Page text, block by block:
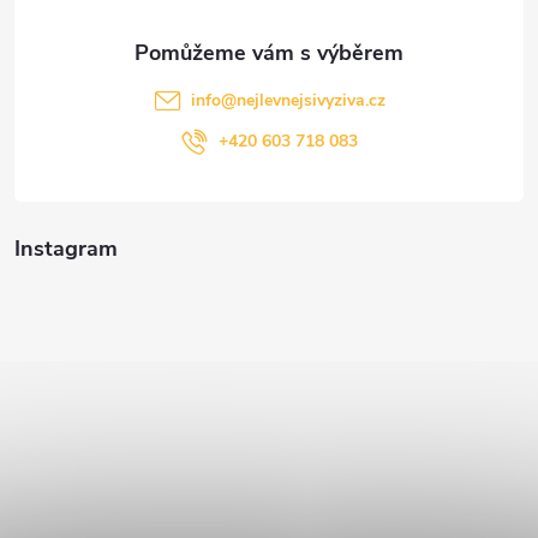
Instagram
info@nejlevnejsivyziva.cz
+420 603 718 083